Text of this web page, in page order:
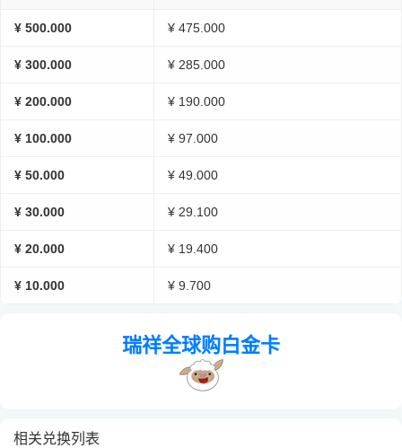
¥ 500.000 ¥ 475.000
¥ 300.000 ¥ 285.000
¥ 200.000 ¥ 190.000
¥ 100.000 ¥ 97.000
¥ 50.000 ¥ 49.000
¥ 30.000 ¥ 29.100
¥ 20.000 ¥ 19.400
¥ 10.000 ¥ 9.700
瑞祥全球购白金卡
相关兑换列表